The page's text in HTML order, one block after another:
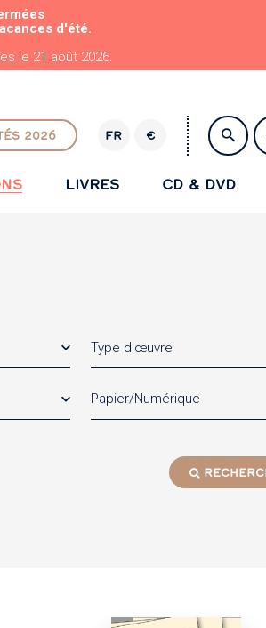
d'été.
le 21 août 2026.
2026 FR
R
€
LIVRES CD & DVD
Type d'œuvre
Papier/Numérique